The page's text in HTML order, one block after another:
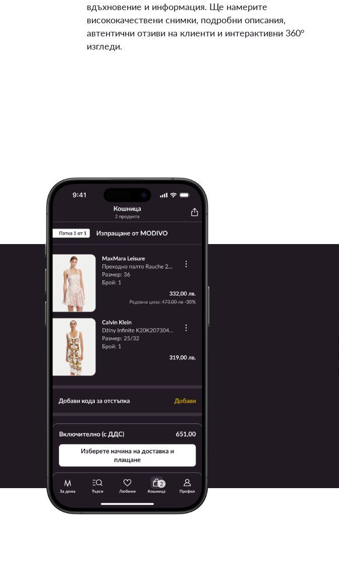
вдъхновение и информация. Ще намерите
висококачествени снимки, подробни описания,
автентични отзиви на клиенти и интерактивни 360°
изгледи.